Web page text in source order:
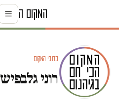
כתבי המקום
רוני גלבפיש